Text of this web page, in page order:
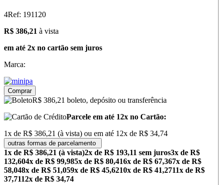
4Ref: 191120
386.21
R$ 386,21 à vista
em até 2x no cartão sem juros
Marca:
Comprar
R$ 386,21 boleto, depósito ou transferência
Parcele em até 12x no Cartão:
1x de R$ 386,21 (à vista) ou em até 12x de R$ 34,74
outras formas de parcelamento
1x de R$ 386,21 (à vista)2x de R$ 193,11 sem juros3x de R$
132,604x de R$ 99,985x de R$ 80,416x de R$ 67,367x de R$
58,048x de R$ 51,059x de R$ 45,6210x de R$ 41,2711x de R$
37,7112x de R$ 34,74